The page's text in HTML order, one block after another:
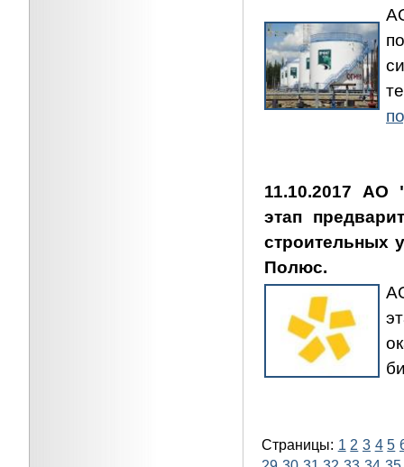
11.10.2017 АО
этап
строительных
Полюс.
Страницы: 1 2 3 4 5